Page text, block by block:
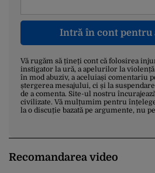
Intră în cont pentru
Vă rugăm să țineți cont că folosirea
instigator la ură, a apelurilor la
în mod abuziv, a aceluiași comentariu
ștergerea mesajului, ci și la
de a comenta. Site-ul nostru
civilizate. Vă mulțumim pentru
la o discuție bazată pe argumente, nu
Recomandarea video